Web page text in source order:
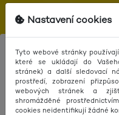
Nastavení cookies
Tyto webové stránky
které se ukládají do
stránek) a další sledovací
prostředí, zobrazení
webových stránek a
shromážděné
cookies neidentifikují žádné